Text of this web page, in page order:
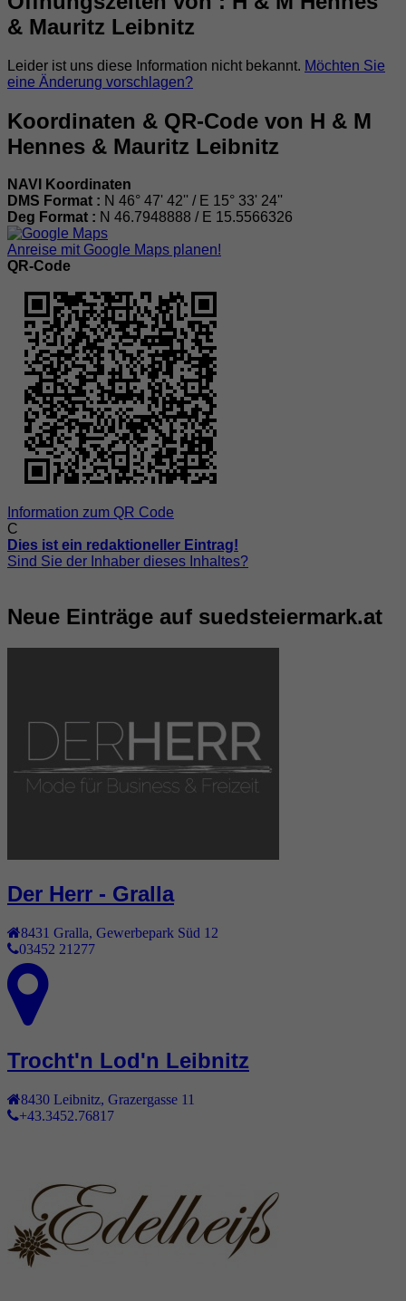
& Mauritz Leibnitz
Leider ist uns diese Information nicht bekannt. Möchten Sie
eine Änderung vorschlagen?
Koordinaten & QR-Code von H & M
Hennes & Mauritz Leibnitz
NAVI Koordinaten
DMS Format : N 46° 47' 42'' / E 15° 33' 24''
Deg Format : N 46.7948888 / E 15.5566326
Anreise mit Google Maps planen!
QR-Code
Information zum QR Code
C
Dies ist ein redaktioneller Eintrag!
Sind Sie der Inhaber dieses Inhaltes?
Neue Einträge auf suedsteiermark.at
Der Herr - Gralla
8431 Gralla Gewerbepark Süd 12
03452 21277
Trocht'n Lod'n Leibnitz
8430 Leibnitz Grazergasse 11
+43.3452.76817